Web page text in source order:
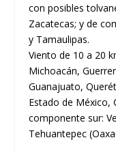
con posibles
Zacatecas; y de
y Tamaulipas.
Viento de 10 a 20
Michoacán,
Guanajuato,
Estado de México,
componente sur:
Tehuantepec